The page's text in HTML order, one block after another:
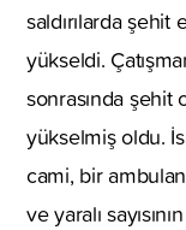
saldırılarda şehit
yükseldi.
sonrasında şehit
yükselmiş oldu.
cami, bir
ve yaralı